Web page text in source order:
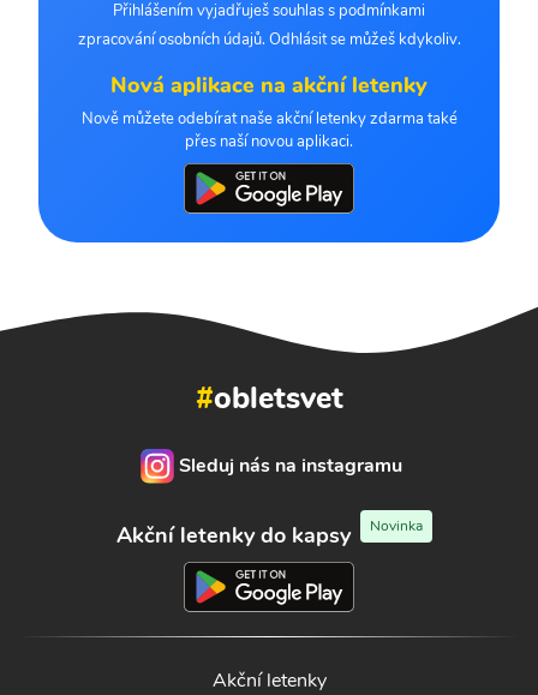
Přihlášením vyjadřuješ souhlas s podmínkami
zpracování osobních údajů. Odhlásit se můžeš kdykoliv.
Nová aplikace na akční letenky
Nově můžete odebírat naše akční letenky zdarma také
přes naší novou aplikaci.
#obletsvet
Sleduj nás na instagramu
Akční letenky do kapsy Novinka
Akční letenky